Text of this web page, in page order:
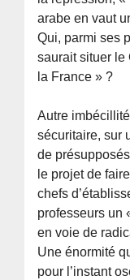
arabe en vaut
Qui, parmi ses
saurait situer le
la France » ?
Autre
sécuritaire, sur
de
le projet de
chefs
professeurs un
en voie de
Une énormité
pour l’instant